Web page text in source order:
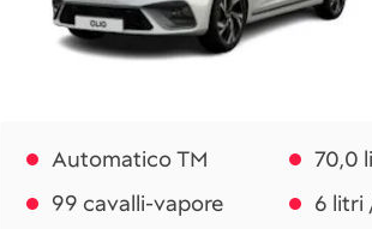
Automatico TM 70,0
99 cavalli-vapore
6 litri